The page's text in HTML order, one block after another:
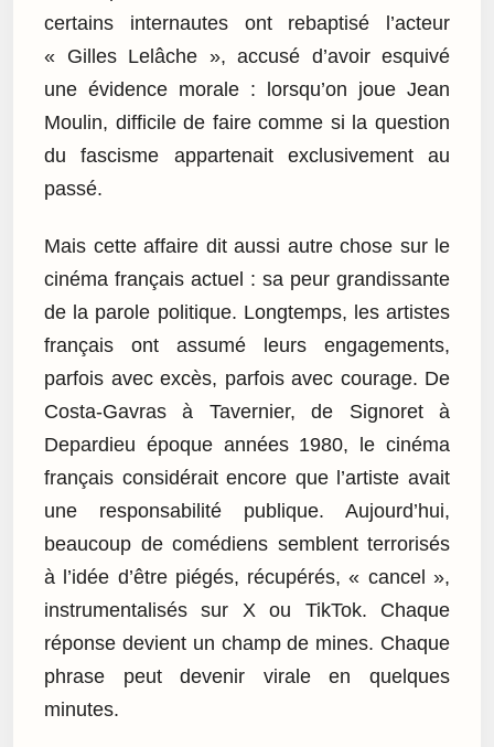
certains internautes ont rebaptisé l’acteur
« Gilles Lelâche », accusé d’avoir esquivé
une évidence morale : lorsqu’on joue Jean
Moulin, difficile de faire comme si la question
du fascisme appartenait exclusivement au
passé.
Mais cette affaire dit aussi autre chose sur le
cinéma français actuel : sa peur grandissante
de la parole politique. Longtemps, les artistes
français ont assumé leurs engagements,
parfois avec excès, parfois avec courage. De
Costa-Gavras à Tavernier, de Signoret à
Depardieu époque années 1980, le cinéma
français considérait encore que l’artiste avait
une responsabilité publique. Aujourd’hui,
beaucoup de comédiens semblent terrorisés
à l’idée d’être piégés, récupérés, « cancel »,
instrumentalisés sur X ou TikTok. Chaque
réponse devient un champ de mines. Chaque
phrase peut devenir virale en quelques
minutes.